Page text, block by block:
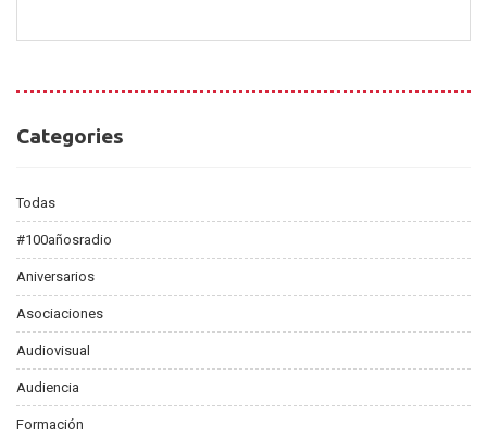
Categories
Categories
Todas
#100añosradio
Aniversarios
Asociaciones
Audiovisual
Audiencia
Formación